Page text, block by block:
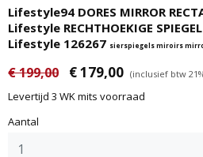
Lifestyle94 DORES MIRROR
Lifestyle RECHTHOEKIGE
Lifestyle 126267 sierspiegels miroirs
€ 199,00 € 179,00 (inclusief btw
Levertijd 3 WK mits voorraad
Aantal